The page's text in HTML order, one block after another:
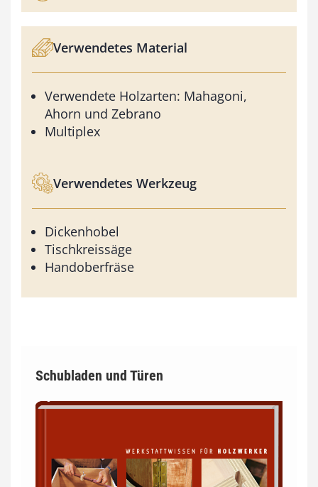
Verwendetes Material
Verwendete Holzarten: Mahagoni,
Ahorn und Zebrano
Multiplex
Verwendetes Werkzeug
Dickenhobel
Tischkreissäge
Handoberfräse
Schubladen und Türen